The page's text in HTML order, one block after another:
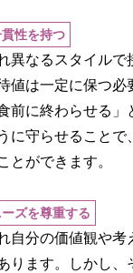
性を持つ
異なるスタイルで
値は一定に保つ必
前に終わらせる」
に守らせること
とができます。
ズを尊重する
自分の価値観や考
ります。しかし、